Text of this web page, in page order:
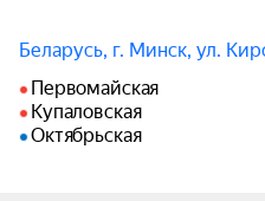
Беларусь, г. Минск, ул.
Первомайская
Купаловская
Октябрьская